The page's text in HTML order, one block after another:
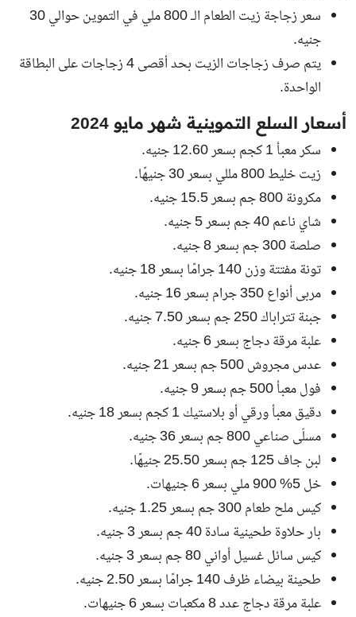
سعر زجاجة زيت الطعام الـ 800 ملي في التموين حوالي 30
جنيه.
يتم صرف زجاجات الزيت بحد أقصى 4 زجاجات على البطاقة
الواحدة.
أسعار السلع التموينية شهر مايو 2024
سكر معبأ 1 كجم بسعر 12.60 جنيه.
زيت خليط 800 مللي بسعر 30 جنيهًا.
مكرونة 800 جم بسعر 15.5 جنيه.
شاي ناعم 40 جم بسعر 5 جنيه.
صلصة 300 جم بسعر 8 جنيه.
تونة مفتتة وزن 140 جرامًا بسعر 18 جنيه.
مربى أنواع 350 جرام بسعر 16 جنيه.
جبنة تتراباك 250 جم بسعر 7.50 جنيه.
علبة مرقة دجاج بسعر 6 جنيه.
عدس مجروش 500 جم بسعر 21 جنيه.
فول معبأ 500 جم بسعر 9 جنيه.
دقيق معبأ ورقي أو بلاستيك 1 كجم بسعر 18 جنيه.
مسلّى صناعي 800 جم بسعر 36 جنيه.
لبن جاف 125 جم بسعر 25.50 جنيهًا.
خل 5% 900 ملي بسعر 6 جنيهات.
كيس ملح طعام 300 جم بسعر 1.25 جنيه.
بار حلاوة طحينية سادة 40 جم بسعر 3 جنيه.
كيس سائل غسيل أواني 80 جم بسعر 3 جنيه.
طحينة بيضاء ظرف 140 جرامًا بسعر 2.50 جنيه.
علبة مرقة دجاج عدد 8 مكعبات بسعر 6 جنيهات.